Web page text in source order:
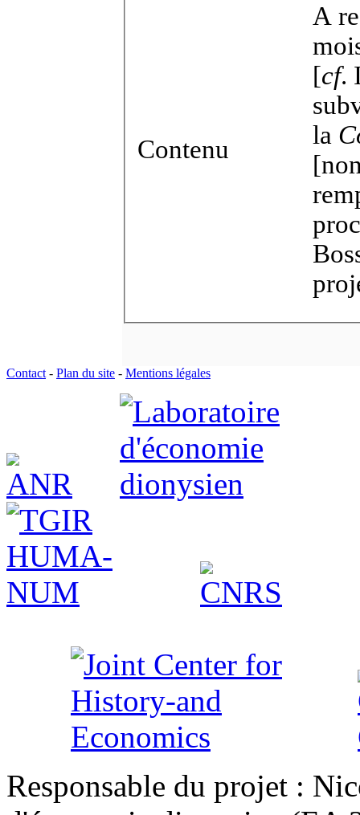
Contenu
A
[cf.
la
Contact - Plan du site - Mentions légales
Responsable du projet :